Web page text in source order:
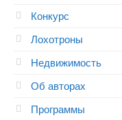
Конкурс
Лохотроны
Недвижимость
Об авторах
Программы